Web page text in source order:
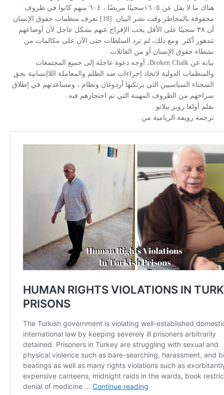
هناك ما لا يقل عن ١٦٠٥سجينًا مريضًا ، ٦٠٤ منهم كانوا في ظروف
محفوفة بالمخاطر وقت نشر البيان. [18] تعرف منظمات حقوق الإنسان
أن ٣٨ سجينًا على الأقل يجب الإفراج عنهم بشكل عاجل لأن أوضاعهم
تتدهور أكثر. ومع ذلك، لم ترد السلطات حتى الآن على مكالمات من
نشطاء حقوق الإنسان أو من العائلات.
نيابة عن Broken Chalk، أوجه دعوة عاجلة إلى جميع المجتمعات
والمنظمات الدولية لاتخاذ إجراءات ضد الظلم والمعاملة اللاإنسانية بحق
السجناء السياسيين التي يرتكبها أردوغان ونظام ، ومساعدتهم في إطلاق
سراحهم من الظروف المهينة التي تم احتجازهم فيه.
بقلم أولغا رويز بيلاتو
ترجمة رويفة الريامية من